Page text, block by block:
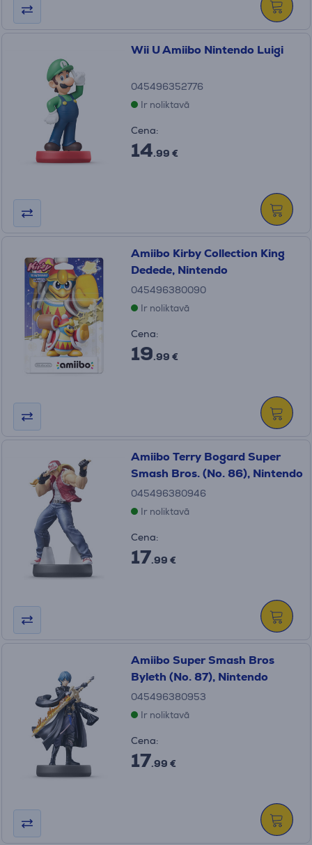
Wii U Amiibo Nintendo Luigi
045496352776
Ir noliktavā
Cena:
14.99 €
Amiibo Kirby Collection King
Dedede, Nintendo
045496380090
Ir noliktavā
Cena:
19.99 €
Amiibo Terry Bogard Super
Smash Bros. (No. 86), Nintendo
045496380946
Ir noliktavā
Cena:
17.99 €
Amiibo Super Smash Bros
Byleth (No. 87), Nintendo
045496380953
Ir noliktavā
Cena:
17.99 €